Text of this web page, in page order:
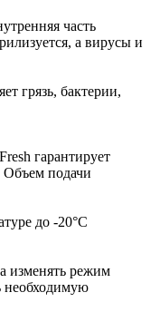
часть
а вирусы и
грязь, бактерии,
гарантирует
Объем подачи
до -20°С
изменять режим
необходимую